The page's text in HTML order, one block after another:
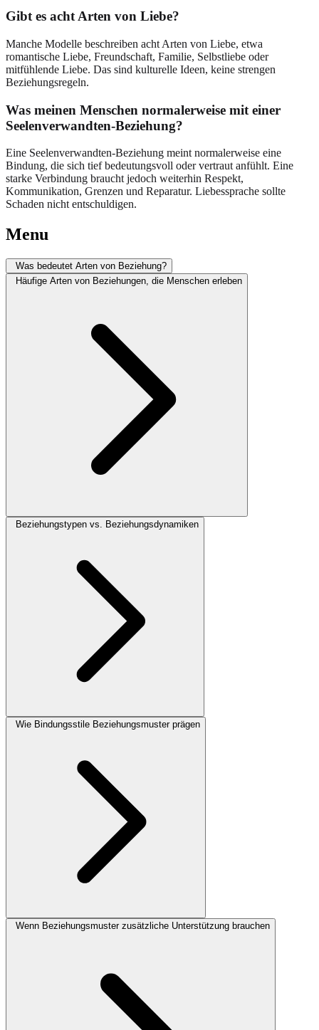
Gibt es acht Arten von Liebe?
Manche Modelle beschreiben acht Arten von Liebe, etwa
romantische Liebe, Freundschaft, Familie, Selbstliebe oder
mitfühlende Liebe. Das sind kulturelle Ideen, keine strengen
Beziehungsregeln.
Was meinen Menschen normalerweise mit einer
Seelenverwandten-Beziehung?
Eine Seelenverwandten-Beziehung meint normalerweise eine
Bindung, die sich tief bedeutungsvoll oder vertraut anfühlt. Eine
starke Verbindung braucht jedoch weiterhin Respekt,
Kommunikation, Grenzen und Reparatur. Liebessprache sollte
Schaden nicht entschuldigen.
Menu
Was bedeutet Arten von Beziehung?
Häufige Arten von Beziehungen, die Menschen erleben
Beziehungstypen vs. Beziehungsdynamiken
Wie Bindungsstile Beziehungsmuster prägen
Wenn Beziehungsmuster zusätzliche Unterstützung brauchen